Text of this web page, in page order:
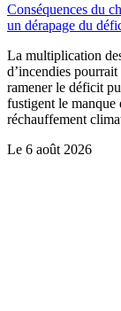
Conséquences du
un dérapage du
La multiplication
d’incendies
ramener le déficit
fustigent le manque
réchauffement
Le 6 août 2026